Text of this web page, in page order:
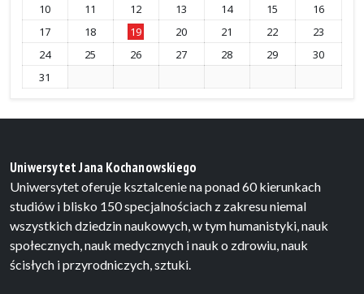
10
11 12 13 14 15
16
17
18 19 20 21 22
23
24
25 26 27 28 29
30
31
Uniwersytet Jana Kochanowskiego
Uniwersytet oferuje ksztalcenie na ponad 60 kierunkach
studiów i blisko 150 specjalnościach z zakresu niemal
wszystkich dziedzin naukowych, w tym humanistyki, nauk
społecznych, nauk medycznych i nauk o zdrowiu, nauk
ścisłych i przyrodniczych, sztuki.